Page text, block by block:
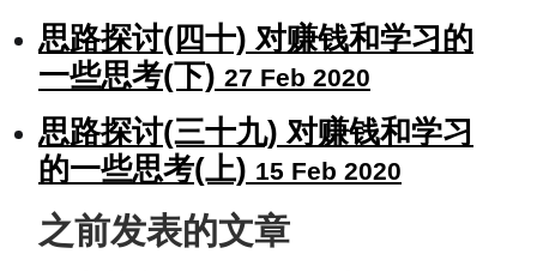
思路探讨(四十) 对赚钱和学习的
一些思考(下) 27 Feb 2020
思路探讨(三十九) 对赚钱和学习
的一些思考(上) 15 Feb 2020
之前发表的文章